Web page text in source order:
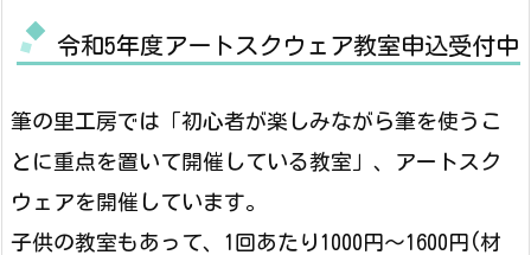
令和5年度アートスクウェア教室申込受付中
筆の里工房では「初心者が楽しみながら筆を使うこ
とに重点を置いて開催している教室」、アートスク
ウェアを開催しています。
子供の教室もあって、1回あたり1000円～1600円(材